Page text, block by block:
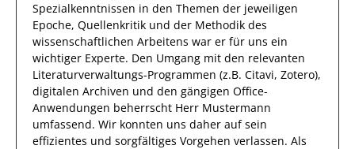
Spezialkenntnissen in den Themen der jeweiligen
Epoche, Quellenkritik und der Methodik des
wissenschaftlichen Arbeitens war er für uns ein
wichtiger Experte. Den Umgang mit den relevanten
Literaturverwaltungs-Programmen (z.B. Citavi, Zotero),
digitalen Archiven und den gängigen Office-
Anwendungen beherrscht Herr Mustermann
umfassend. Wir konnten uns daher aufsein
effizientes und sorgfältiges Vorgehen verlassen. Als